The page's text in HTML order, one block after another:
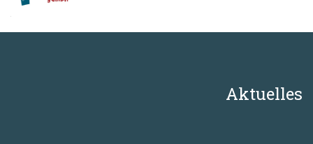
Aktuelles